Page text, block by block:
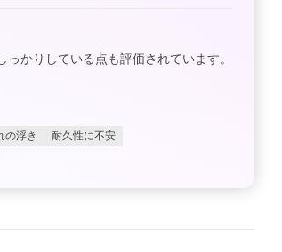
かりしている点も評価されています。
の浮き
耐久性に不安